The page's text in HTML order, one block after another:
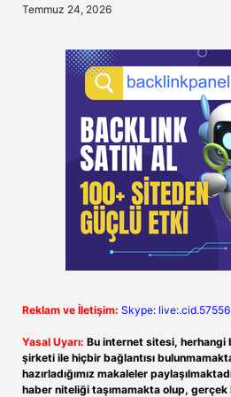
Temmuz 24, 2026
Reklam ve İletişim: Skype:
Yasal Uyarı: Bu internet sitesi, herhangi
şirketi ile hiçbir bağlantısı
hazırladığımız makaleler
haber niteliği taşımamakta olup, gerçek